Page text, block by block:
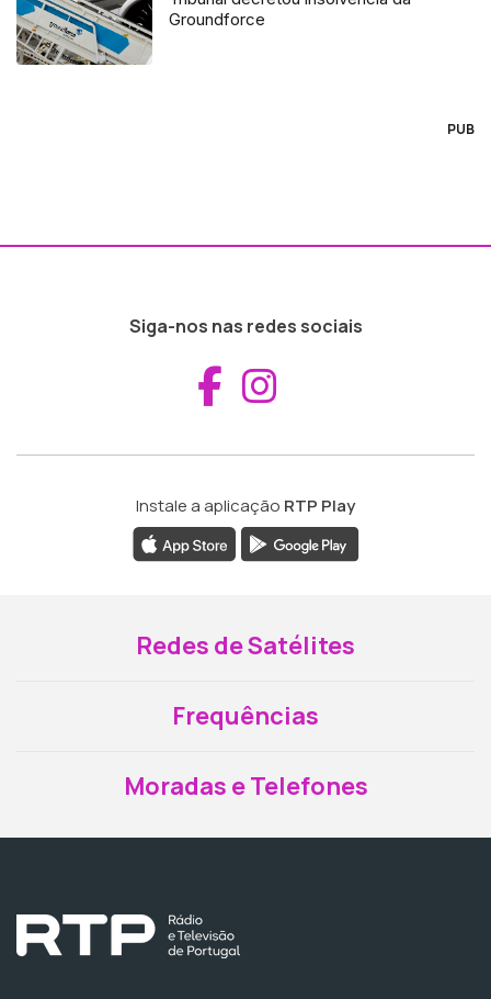
Groundforce
PUB
Siga-nos nas redes sociais
Aceder ao
Instale a aplicação RTP Play
Redes de Satélites
Frequências
Moradas e Telefones